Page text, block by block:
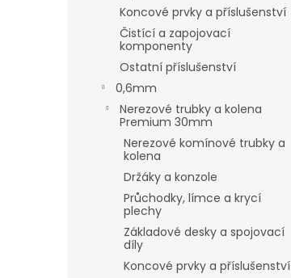
Koncové prvky a příslušenství
Čistící a zapojovací
komponenty
Ostatní příslušenství
0,6mm
Nerezové trubky a kolena
Premium 30mm
Nerezové komínové trubky a
kolena
Držáky a konzole
Průchodky, límce a krycí
plechy
Základové desky a spojovací
díly
Koncové prvky a příslušenství